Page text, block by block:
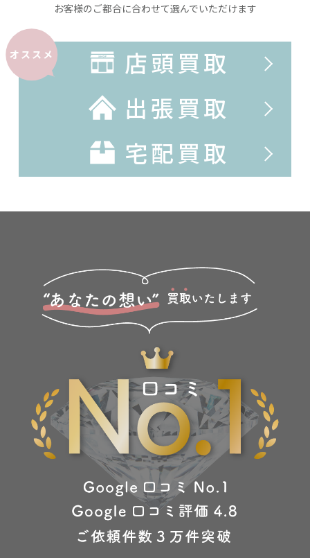
お客様のご都合に合わせて選んでいただけます
オススメ
店頭買取
出張買取
宅配買取